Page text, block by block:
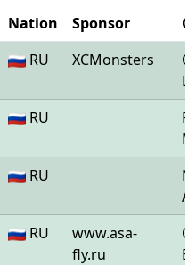
Nation Sponsor
RU XCMonsters
RU
RU
RU
www.asa-
fly.ru